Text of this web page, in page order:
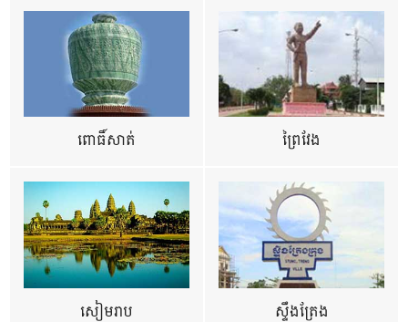
ពោធិ៍សាត់ ព្រៃវែង
សៀមរាប ស្ទឹងត្រែង